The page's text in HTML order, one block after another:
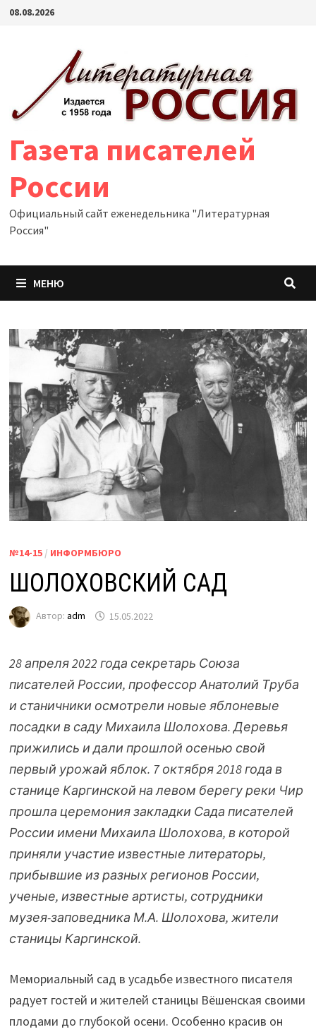
Перейти
08.08.2026
Газета писателей
России
Официальный сайт еженедельника "Литературная
Россия"
МЕНЮ
№14-15/ ИНФОРМБЮРО
ШОЛОХОВСКИЙ САД
Автор: adm 15.05.2022
28 апреля 2022 года секретарь Союза
писателей России, профессор Анатолий Труба
и станичники осмотрели новые яблоневые
посадки в саду Михаила Шолохова. Деревья
прижились и дали прошлой осенью свой
первый урожай яблок. 7 октября 2018 года в
станице Каргинской на левом берегу реки Чир
прошла церемония закладки Сада писателей
России имени Михаила Шолохова, в которой
приняли участие известные литераторы,
прибывшие из разных регионов России,
ученые, известные артисты, сотрудники
музея-заповедника М.А. Шолохова, жители
станицы Каргинской.
Мемориальный сад в усадьбе известного писателя
радует гостей и жителей станицы Вёшенская своими
плодами до глубокой осени. Особенно красив он